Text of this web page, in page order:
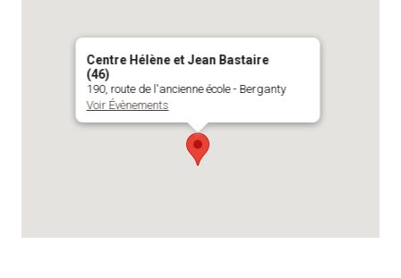
Centre Hélène et Jean Bastaire
(46)
190, route de l'ancienne école - Berganty
Voir Évènements